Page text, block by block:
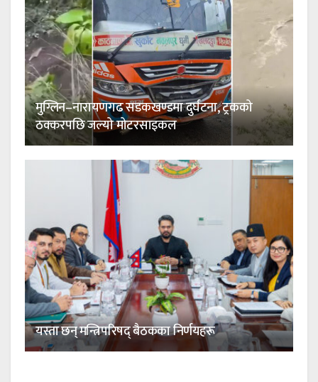
मुग्लिन–नारायणगढ सडकखण्डमा दुर्घटना, ट्रकको
ठक्करपछि जल्यो मोटरसाइकल
यस्ता छन् मन्त्रिपरिषद् बैठकका निर्णयहरू